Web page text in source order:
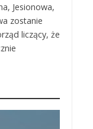
Jesionowa,
zostanie
liczący, że